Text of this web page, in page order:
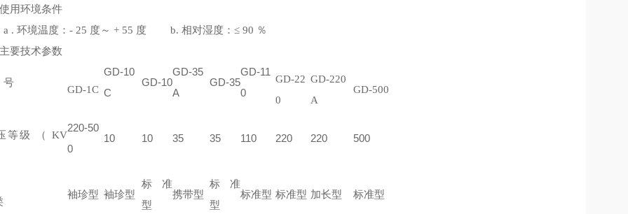
用环境条件
温度：- 25 度～ + 55 度 b. 相对湿度：≤ 90 ％
要技术参数
GD-1C
GD-10
C
GD-10
GD-35
A
GD-35
GD-11
0
GD-22
0
GD-220
A
GD-500
级 （ KV
220-50
0
10 10 35 35 110 220 220 500
袖珍型 袖珍型
标准
型
携带型
标准
型
标准型 标准型 加长型 标准型